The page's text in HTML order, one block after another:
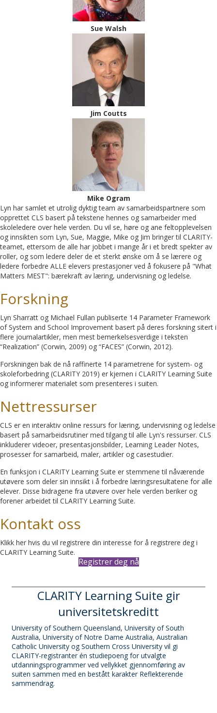
Sue Walsh
Jim Coutts
Mike Ogram
Lyn har samlet et utrolig dyktig team av samarbeidspartnere som
opprettet CLS basert på tekstene hennes og samarbeider med
skoleledere over hele verden. Du vil se, høre og ane feltopplevelsen
og innsikten som Lyn, Sue, Maggie, Mike og Jim bringer til CLARITY-
teamet, ettersom de alle har jobbet i mange år i et bredt spekter av
roller, og som ledere deler de et sterkt ønske om å se lærere og
ledere forbedre ALLE elevers prestasjoner ved å fokusere på "What
Matters MEST": bærekraft av læring, undervisning og ledelse.
Forskning
Lyn Sharratt og Michael Fullan publiserte 14 Parameter Framework
of System and School Improvement basert på deres forskning sitert i
flere journalartikler, men mest bemerkelsesverdige i teksten
“Realization” (Corwin, 2009) og “FACES” (Corwin, 2012).
Forskningen bak de nå raffinerte 14 parametrene for system- og
skoleforbedring (CLARITY 2019) er kjernen i CLARITY Learning Suite
og informerer materialet som presenteres i suiten.
Nettressurser
CLS er en interaktiv online ressurs for læring, undervisning og ledelse
basert på samarbeidsrutiner med tilgang til alle Lyn's ressurser. CLS
inkluderer videoer, presentasjonsbilder, Learning Leader Notes,
prosesser for samarbeid, maler, artikler og casestudier.
En funksjon i CLARITY Learning Suite er stemmene til nåværende
utøvere som deler sin innsikt i å forbedre læringsresultatene for alle
elever. Disse bidragene fra utøvere over hele verden beriker og
forener arbeidet til CLARITY Learning Suite.
Kontakt oss
Klikk her hvis du vil registrere din interesse for å registrere deg i
CLARITY Learning Suite.
Registrer deg nå
CLARITY Learning Suite gir
universitetskreditt
University of Southern Queensland, University of South
Australia, University of Notre Dame Australia, Australian
Catholic University og Southern Cross University vil gi
CLARITY-registranter én studiepoeng for utvalgte
utdanningsprogrammer ved vellykket gjennomføring av
suiten sammen med en bestått karakter Reflekterende
sammendrag.